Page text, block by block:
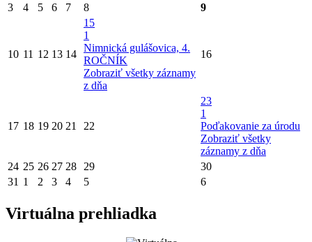
3
4 5 6 7 8 9
10 11 12 13 14
15
1
Nimnická gulášovica, 4.
ROČNÍK
Zobraziť všetky záznamy
z dňa
16
17 18 19 20 21 22
23
1
Poďakovanie za úrodu
Zobraziť všetky
záznamy z dňa
24 25 26 27 28 29
30
31 1 2 3 4 5 6
Virtuálna prehliadka